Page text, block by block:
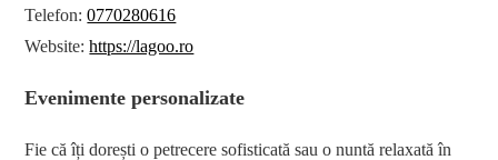
Telefon:0770280616
Website:https://lagoo.ro
Evenimente personalizate
Fie că îți dorești o petrecere sofisticată sau o nuntă relaxată în